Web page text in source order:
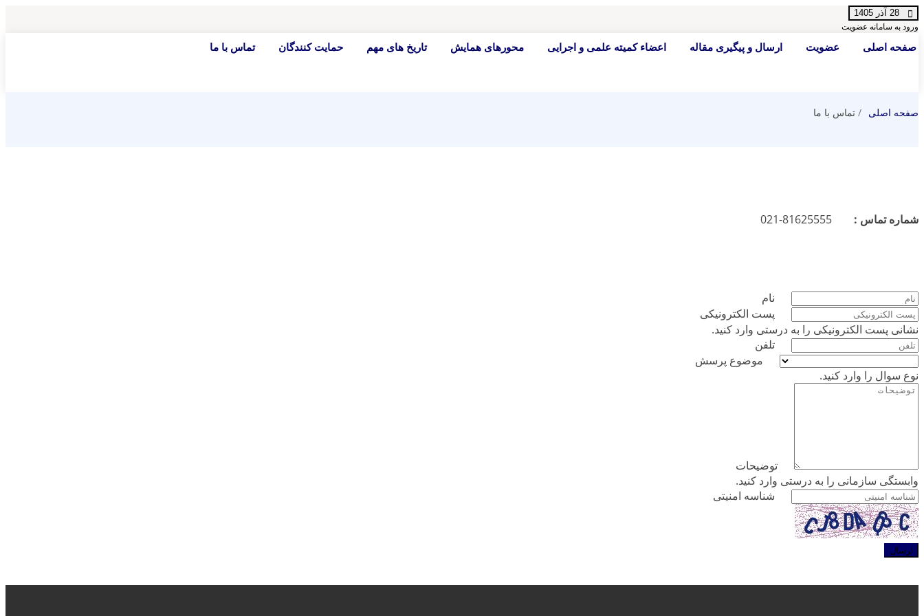
ورود به سامانه عضویت
صفحه اصلی عضویت ارسال و پیگیری مقاله اعضاء کمیته علمی و اجرایی محورهای همایش تاریخ های مهم حمایت کنندگان تماس با ما
صفحه اصلی تماس با ما
شماره تماس : 81625555-021
نام
پست الکترونیکی
نشانی پست الکترونیکی را به درستی وارد کنید.
تلفن
موضوع پرسش
نوع سوال را وارد کنید.
توضیحات
وابستگی سازمانی را به درستی وارد کنید.
شناسه امنیتی
ارسال